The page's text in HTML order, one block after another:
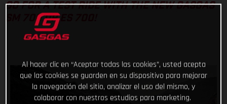
GO FOR A TEST RIDE WITH THE NEW GASGAS
SM 700 OR ES 700!
Al hacer clic en “Aceptar todas las cookies”, usted acepta
que las cookies se guarden en su dispositivo para mejorar
la navegación del sitio, analizar el uso del mismo, y
colaborar con nuestros estudios para marketing.